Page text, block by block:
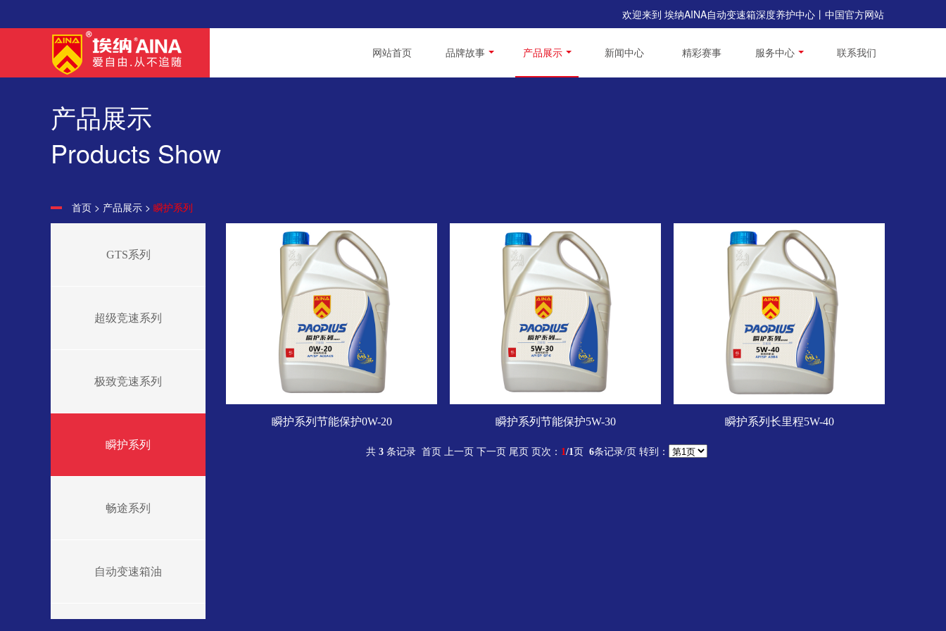
欢迎来到 埃纳AINA自动变速箱深度养护中心丨中国官方网站
网站首页 品牌故事 产品展示 新闻中心 精彩赛事 服务中心 联系我们
产品展示
Products Show
首页 > 产品展示 > 瞬护系列
GTS系列
超级竞速系列
极致竞速系列
瞬护系列
畅途系列
自动变速箱油
瞬护系列节能保护0W-20 瞬护系列节能保护5W-30 瞬护系列长里程5W-40
共 3条记录 首页 上一页 下一页 尾页 页次： 1/1页 6条记录/页 转到：